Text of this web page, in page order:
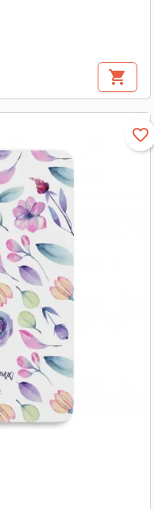
shopping_cart
favorite_border